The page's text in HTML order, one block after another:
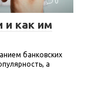
и как им
банковских
а